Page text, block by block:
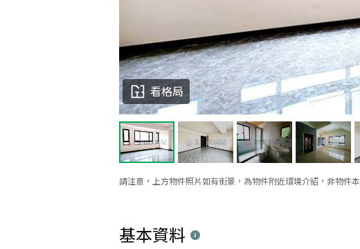
請注意，上方物件照片如有街景，為物件附近環境介紹，非物件本
看格局
基本資料